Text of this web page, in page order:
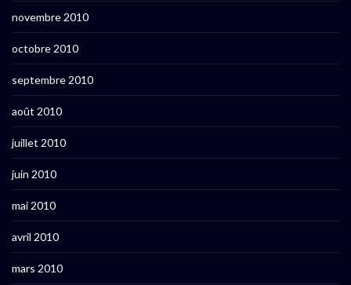
novembre 2010
octobre 2010
septembre 2010
août 2010
juillet 2010
juin 2010
mai 2010
avril 2010
mars 2010